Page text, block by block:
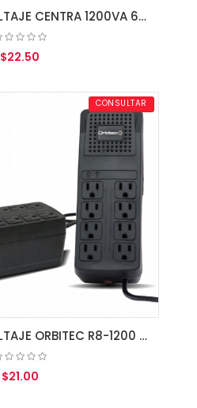
REGULADOR DE VOLTAJE CENTRA 1200VA 600W 6 SALIDAS 110V
$22.50
CONSULTAR
REGULADOR DE VOLTAJE ORBITEC R8-1200 AVR 1200VA 8 SALIDAS 110V
$21.00